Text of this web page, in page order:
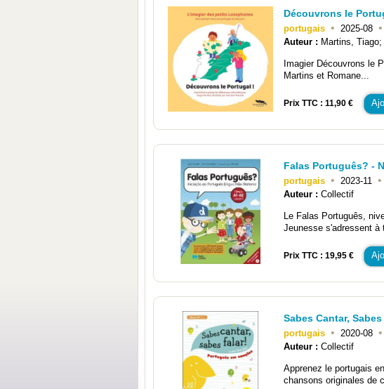
Découvrons le
portugais • 2025-08 •
Auteur : Martins, Tiago;
Imagier Découvrons le
Martins et Romane...
Prix TTC : 11,90 €
Falas Português? -
portugais • 2023-11 •
Auteur : Collectif
Le Falas Português,
Jeunesse s'adressent à
Prix TTC : 19,95 €
Sabes Cantar,
portugais • 2020-08 •
Auteur : Collectif
Apprenez le portugais
chansons originales de